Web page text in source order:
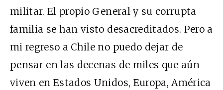
militar. El propio General y su corrupta
familia se han visto desacreditados. Pero a
mi regreso a Chile no puedo dejar de
pensar en las decenas de miles que aún
viven en Estados Unidos, Europa, América